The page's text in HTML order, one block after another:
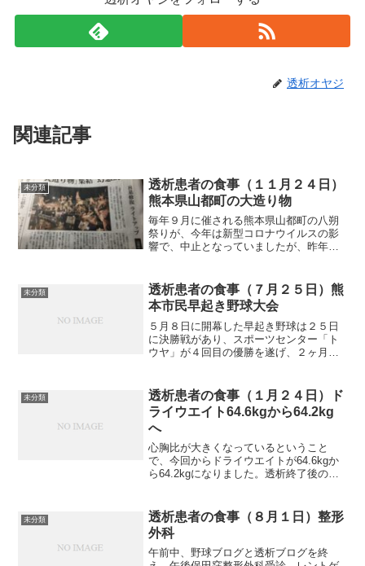
透析オヤジ
関連記事
未分類
透析患者の食事（１１月２４日）
熊本県山都町の大造り物
毎年９月に催される熊本県山都町の八朔
祭りが、今年は新型コロナウイルスの影
響で、中止となっていましたが、昨年の
会場が狭い場所ですから、密になると思
い昼間行って来ました。そ...
未分類
透析患者の食事（７月２５日）熊
本市民早起き野球大会
５月８日に開幕した早起き野球は２５日
に決勝戦があり、スポーツセンター「ト
ウヤ」が４回目の優勝を遂げ、２ヶ月半
ここの球場では、期間中42試合があり、
その内41試合を観戦し...
未分類
透析患者の食事（１月２４日）ド
ライウエイト64.6kgから64.2kg
へ
心胸比が大きくなっているということ
で、今回からドライウエイトが64.6kgか
ら64.2kgになりました。透析終了後の血
93/56だったのがちょっと心配ですね。今
回...
未分類
透析患者の食事（８月１日）整形
外科
午前中、野球ブログと透析ブログを終